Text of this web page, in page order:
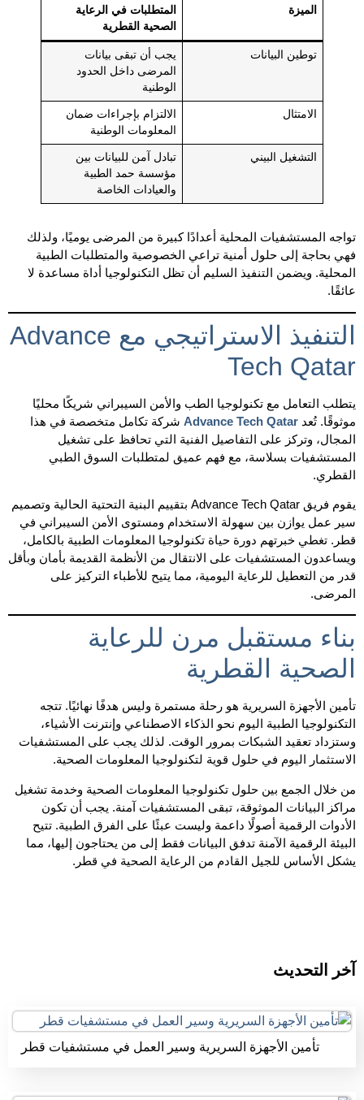
الميزة
المتطلبات في الرعاية
الصحية القطرية
توطين البيانات
يجب أن تبقى بيانات
المرضى داخل الحدود
الوطنية
الامتثال
الالتزام بإجراءات ضمان
المعلومات الوطنية
التشغيل البيني
تبادل آمن للبيانات بين
مؤسسة حمد الطبية
والعيادات الخاصة
تواجه المستشفيات المحلية أعدادًا كبيرة من المرضى يوميًا، ولذلك
فهي بحاجة إلى حلول أمنية تراعي الخصوصية والمتطلبات الطبية
المحلية. ويضمن التنفيذ السليم أن تظل التكنولوجيا أداة مساعدة لا
عائقًا.
التنفيذ الاستراتيجي مع Advance
Tech Qatar
يتطلب التعامل مع تكنولوجيا الطب والأمن السيبراني شريكًا محليًا
موثوقًا. تُعد Advance Tech Qatarشركة تكامل متخصصة في هذا
المجال، وتركز على التفاصيل الفنية التي تحافظ على تشغيل
المستشفيات بسلاسة، مع فهم عميق لمتطلبات السوق الطبي
القطري.
يقوم فريق Advance Tech Qatar بتقييم البنية التحتية الحالية وتصميم
سير عمل يوازن بين سهولة الاستخدام ومستوى الأمن السيبراني في
قطر. تغطي خبرتهم دورة حياة تكنولوجيا المعلومات الطبية بالكامل،
ويساعدون المستشفيات على الانتقال من الأنظمة القديمة بأمان وبأقل
قدر من التعطيل للرعاية اليومية، مما يتيح للأطباء التركيز على
المرضى.
بناء مستقبل مرن للرعاية
الصحية القطرية
تأمين الأجهزة السريرية هو رحلة مستمرة وليس هدفًا نهائيًا. تتجه
التكنولوجيا الطبية اليوم نحو الذكاء الاصطناعي وإنترنت الأشياء،
وستزداد تعقيد الشبكات بمرور الوقت. لذلك يجب على المستشفيات
الاستثمار اليوم في حلول قوية لتكنولوجيا المعلومات الصحية.
من خلال الجمع بين حلول تكنولوجيا المعلومات الصحية وخدمة تشغيل
مراكز البيانات الموثوقة، تبقى المستشفيات آمنة. يجب أن تكون
الأدوات الرقمية أصولًا داعمة وليست عبئًا على الفرق الطبية. تتيح
البيئة الرقمية الآمنة تدفق البيانات فقط إلى من يحتاجون إليها، مما
يشكل الأساس للجيل القادم من الرعاية الصحية في قطر.
آخر التحديث
تأمين الأجهزة السريرية وسير العمل في مستشفيات قطر